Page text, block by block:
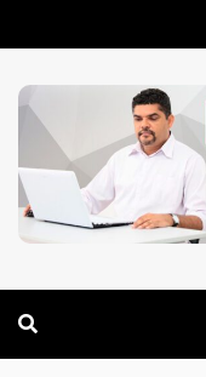
to
content